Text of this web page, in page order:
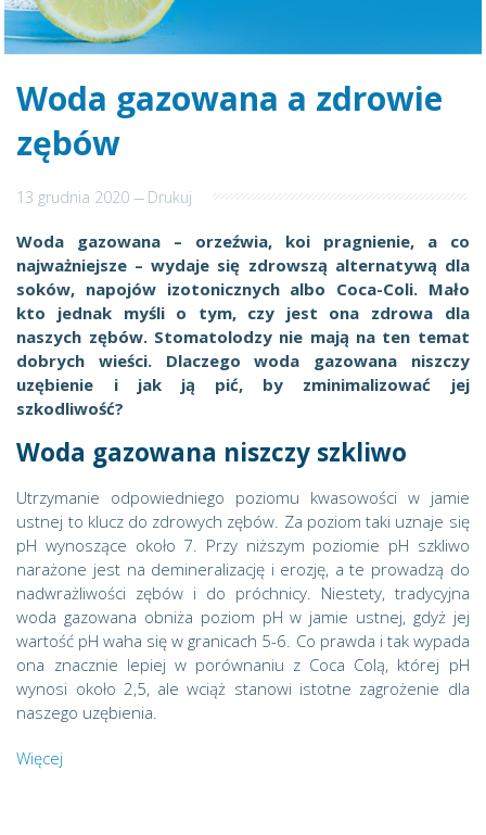
Woda gazowana a zdrowie
zębów
13 grudnia 2020--- Drukuj
Woda gazowana – orzeźwia, koi pragnienie, a co
najważniejsze – wydaje się zdrowszą alternatywą dla
soków, napojów izotonicznych albo Coca-Coli. Mało
kto jednak myśli o tym, czy jest ona zdrowa dla
naszych zębów. Stomatolodzy nie mają na ten temat
dobrych wieści. Dlaczego woda gazowana niszczy
uzębienie i jak ją pić, by zminimalizować jej
szkodliwość?
Woda gazowana niszczy szkliwo
Utrzymanie odpowiedniego poziomu kwasowości w jamie
ustnej to klucz do zdrowych zębów. Za poziom taki uznaje się
pH wynoszące około 7. Przy niższym poziomie pH szkliwo
narażone jest na demineralizację i erozję, a te prowadzą do
nadwrażliwości zębów i do próchnicy. Niestety, tradycyjna
woda gazowana obniża poziom pH w jamie ustnej, gdyż jej
wartość pH waha się w granicach 5-6. Co prawda i tak wypada
ona znacznie lepiej w porównaniu z Coca Colą, której pH
wynosi około 2,5, ale wciąż stanowi istotne zagrożenie dla
naszego uzębienia.
Więcej